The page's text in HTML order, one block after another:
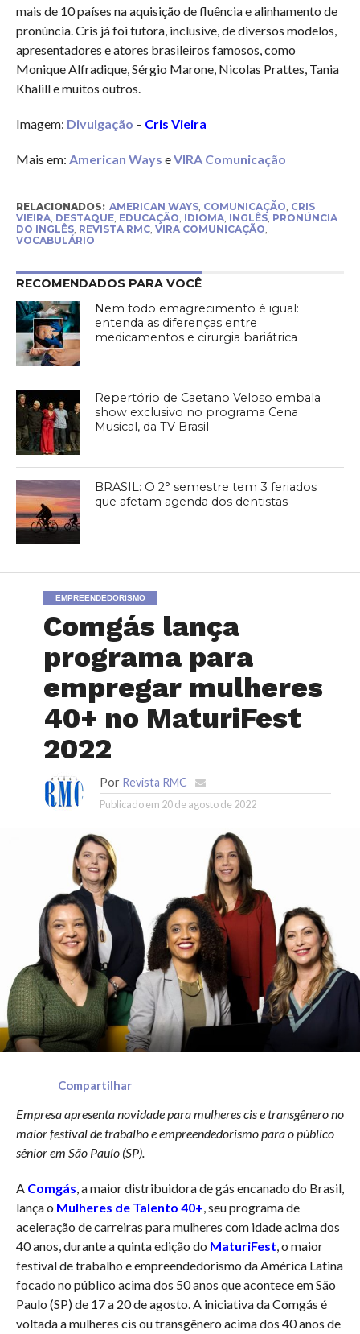
mais de 10 países na aquisição de fluência e alinhamento de
pronúncia. Cris já foi tutora, inclusive, de diversos modelos,
apresentadores e atores brasileiros famosos, como
Monique Alfradique, Sérgio Marone, Nicolas Prattes, Tania
Khalill e muitos outros.
Imagem: Divulgação – Cris Vieira
Mais em: American Ways eVIRA Comunicação
RELACIONADOS: AMERICAN WAYS, COMUNICAÇÃO, CRIS
VIEIRA, DESTAQUE, EDUCAÇÃO, IDIOMA, INGLÊS, PRONÚNCIA
DO INGLÊS, REVISTA RMC, VIRA COMUNICAÇÃO,
VOCABULÁRIO
RECOMENDADOS PARA VOCÊ
Nem todo emagrecimento é igual:
entenda as diferenças entre
medicamentos e cirurgia bariátrica
Repertório de Caetano Veloso embala
show exclusivo no programa Cena
Musical, da TV Brasil
BRASIL: O 2° semestre tem 3 feriados
que afetam agenda dos dentistas
EMPREENDEDORISMO
Comgás lança
programa para
empregar mulheres
40+ no MaturiFest
2022
Por Revista RMC
Publicado em 20 de agosto de 2022
Compartilhar
Empresa apresenta novidade para mulheres cis e transgênero no
maior festival de trabalho e empreendedorismo para o público
sênior em São Paulo (SP).
A Comgás, a maior distribuidora de gás encanado do Brasil,
lança o Mulheres de Talento 40+,seu programa de
aceleração de carreiras para mulheres com idade acima dos
40 anos, durante a quinta edição do MaturiFest, o maior
festival de trabalho e empreendedorismo da América Latina
focado no público acima dos 50 anos que acontece em São
Paulo (SP) de 17 a 20 de agosto. A iniciativa da Comgás é
voltada a mulheres cis ou transgênero acima dos 40 anos de